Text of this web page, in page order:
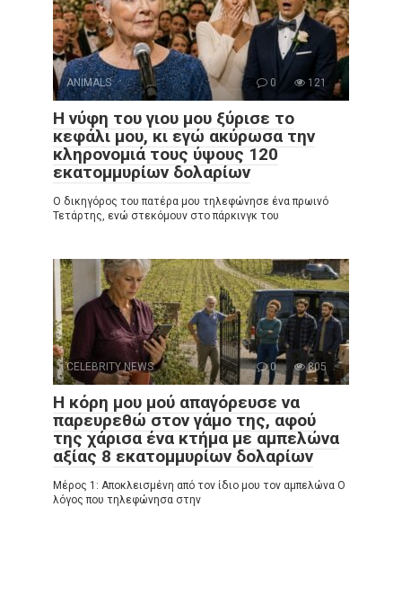
ANIMALS 0 121
Η νύφη του γιου μου ξύρισε το
κεφάλι μου, κι εγώ ακύρωσα την
κληρονομιά τους ύψους 120
εκατομμυρίων δολαρίων
Ο δικηγόρος του πατέρα μου τηλεφώνησε ένα πρωινό
Τετάρτης, ενώ στεκόμουν στο πάρκινγκ του
CELEBRITY NEWS 0 805
Η κόρη μου μού απαγόρευσε να
παρευρεθώ στον γάμο της, αφού
της χάρισα ένα κτήμα με αμπελώνα
αξίας 8 εκατομμυρίων δολαρίων
Μέρος 1: Αποκλεισμένη από τον ίδιο μου τον αμπελώνα Ο
λόγος που τηλεφώνησα στην